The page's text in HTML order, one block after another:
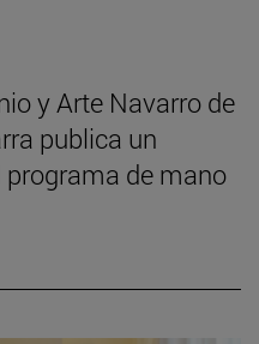
y Arte Navarro de
publica un
de mano